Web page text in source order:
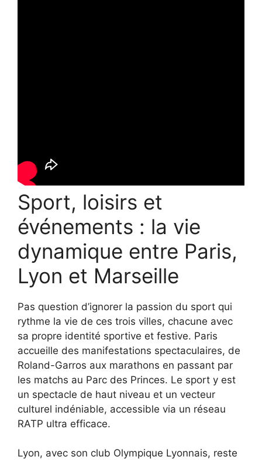
Sport, loisirs et
événements : la vie
dynamique entre Paris,
Lyon et Marseille
Pas question d’ignorer la passion du sport qui
rythme la vie de ces trois villes, chacune avec
sa propre identité sportive et festive. Paris
accueille des manifestations spectaculaires, de
Roland-Garros aux marathons en passant par
les matchs au Parc des Princes. Le sport y est
un spectacle de haut niveau et un vecteur
culturel indéniable, accessible via un réseau
RATP ultra efficace.
Lyon, avec son club Olympique Lyonnais, reste